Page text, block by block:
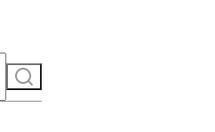
Szukaj
serwisu